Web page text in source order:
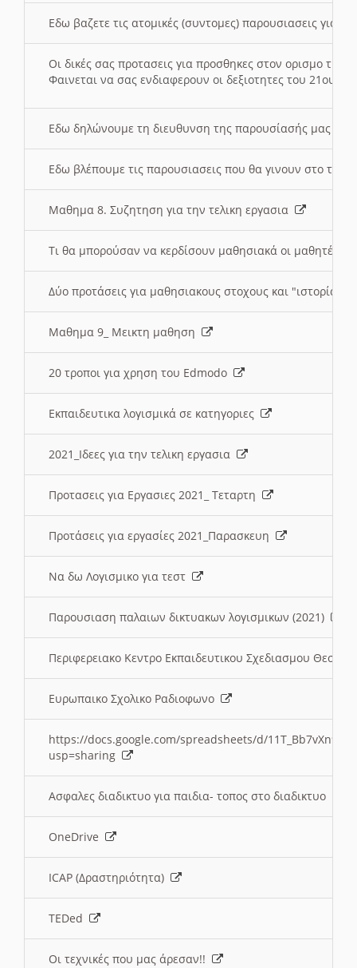
Εδω βαζετε τις ατομικές (συντομες) παρουσιασεις για
Οι δικές σας προτασεις για προσθηκες στον ορισμο
Φαινεται να σας ενδιαφερουν οι δεξιοτητες του 21ου
Εδω δηλώνουμε τη διευθυνση της παρουσίασής μας
Εδω βλέπουμε τις παρουσιασεις που θα γινουν στο
Μαθημα 8. Συζητηση για την τελικη εργασια
Τι θα μπορούσαν να κερδίσουν μαθησιακά οι μαθητές/
Δύο προτάσεις για μαθησιακους στοχους και "ιστορία"
Μαθημα 9_ Μεικτη μαθηση
20 τροποι για χρηση του Edmodo
Εκπαιδευτικα λογισμικά σε κατηγοριες
2021_Ιδεες για την τελικη εργασια
Προτασεις για Εργασιες 2021_ Τεταρτη
Προτάσεις για εργασίες 2021_Παρασκευη
Να δω Λογισμικο για τεστ
Παρουσιαση παλαιων δικτυακων λογισμικων (2021)
Περιφερειακο Κεντρο Εκπαιδευτικου Σχεδιασμου
Ευρωπαικο Σχολικο Ραδιοφωνο
https://docs.google.com/spreadsheets/d/
usp=sharing
Ασφαλες διαδικτυο για παιδια- τοπος στο διαδικτυο
OneDrive
ICAP (Δραστηριότητα)
TEDed
Οι τεχνικές που μας άρεσαν!!